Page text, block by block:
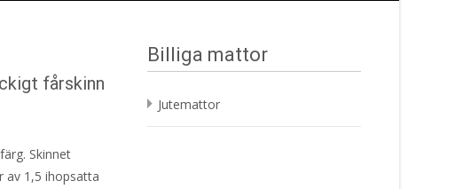
fårskinn
Skinnet
av 1,5 ihopsatta
Billiga mattor
Jutemattor